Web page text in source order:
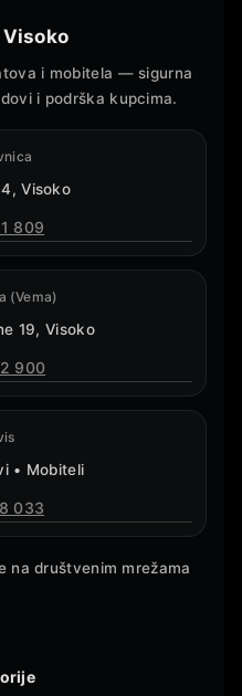
i mobitela — sigurna
i podrška kupcima.
Visoko
809
(Vema)
19, Visoko
900
• Mobiteli
033
na društvenim mrežama